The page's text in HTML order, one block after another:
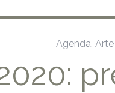
Agenda, Arte